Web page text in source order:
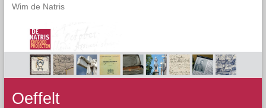
Wim de Natris
Oeffelt